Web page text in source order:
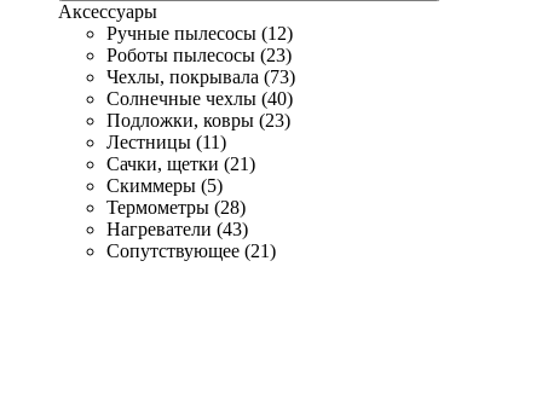
Аксессуары
Ручные пылесосы (12)
Роботы пылесосы (23)
Чехлы, покрывала (73)
Солнечные чехлы (40)
Подложки, ковры (23)
Лестницы (11)
Сачки, щетки (21)
Скиммеры (5)
Термометры (28)
Нагреватели (43)
Сопутствующее (21)